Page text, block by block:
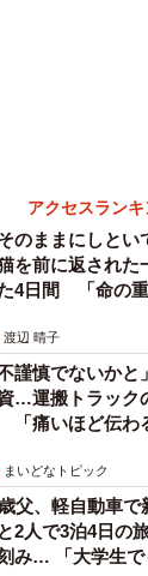
明日ひま？」 知
用件次第で断る
【漫画】
海川 まこと
主が食べている
犬さん、爆裂に
フス」「反則レ
椎名 碧